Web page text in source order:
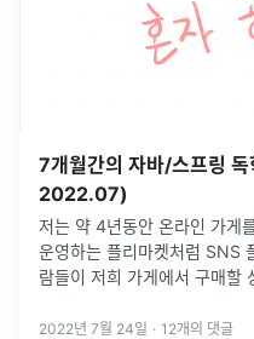
7개월간의 자바/스프링
2022.07)
저는 약 4년동안 온라인 가게
운영하는 플리마켓처럼 SNS
람들이 저희 가게에서 구매할
에서 계속 보되, ...
2022년 7월 24일 · 12개의 댓글